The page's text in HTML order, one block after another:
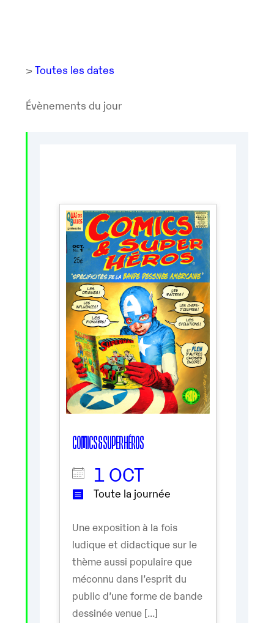
> Toutes les dates
Évènements du jour
COMICS & SUPER HÉROS
1 OCT
Toute la journée
Une exposition à la fois
ludique et didactique sur le
thème aussi populaire que
méconnu dans l’esprit du
public d’une forme de bande
dessinée venue [...]